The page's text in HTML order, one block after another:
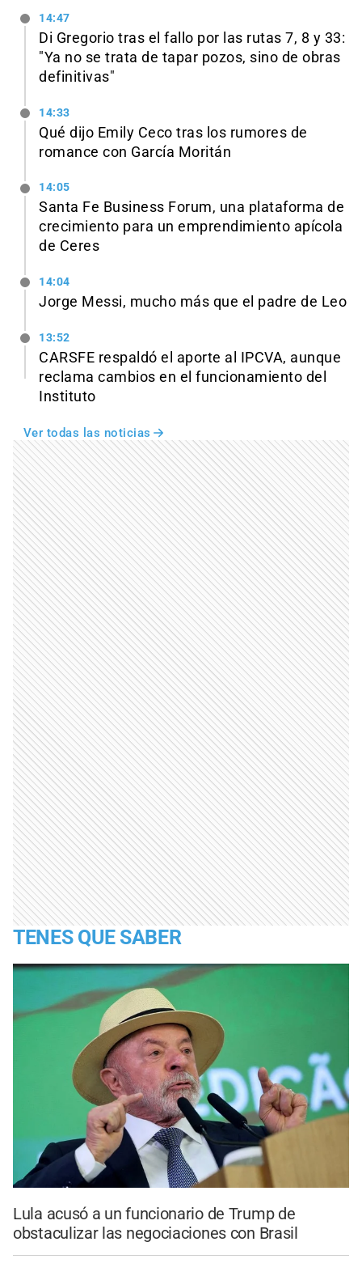
14:47
Di Gregorio tras el fallo por las rutas 7, 8 y 33:
"Ya no se trata de tapar pozos, sino de obras
definitivas"
14:33
Qué dijo Emily Ceco tras los rumores de
romance con García Moritán
14:05
Santa Fe Business Forum, una plataforma de
crecimiento para un emprendimiento apícola
de Ceres
14:04
Jorge Messi, mucho más que el padre de Leo
13:52
CARSFE respaldó el aporte al IPCVA, aunque
reclama cambios en el funcionamiento del
Instituto
Ver todas las noticias
TENES QUE SABER
Lula acusó a un funcionario de Trump de
obstaculizar las negociaciones con Brasil